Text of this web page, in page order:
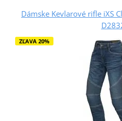
Dámske Kevlarové rifle iXS
ZĽAVA 20%